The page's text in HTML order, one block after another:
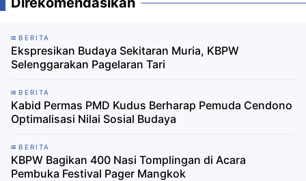
BERITA
Ekspresikan Budaya Sekitaran Muria, KBPW
Selenggarakan Pagelaran Tari
BERITA
Kabid Permas PMD Kudus Berharap Pemuda Cendono
Optimalisasi Nilai Sosial Budaya
BERITA
KBPW Bagikan 400 Nasi Tomplingan di Acara
Pembuka Festival Pager Mangkok